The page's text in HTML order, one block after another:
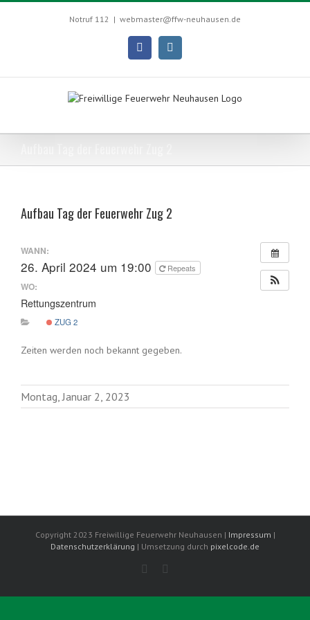
Skip
Notruf 112 | webmaster@ffw-neuhausen.de
Facebook
Aufbau Tag der Feuerwehr Zug 2
WANN:
26. April 2024 um 19:00 Repeats
WO:
Rettungszentrum
ZUG 2
Zeiten werden noch bekannt gegeben.
Montag, Januar 2, 2023
Copyright 2023 Freiwillige Feuerwehr Neuhausen | Impressum |
Datenschutzerklärung | Umsetzung durch pixelcode.de
Facebook